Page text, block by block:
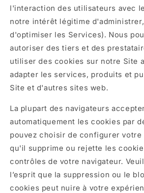
l'interaction des utilisateurs avec
notre intérêt légitime
d'optimiser les Services). Nous
autoriser des tiers et des
utiliser des cookies sur notre Site
adapter les services, produits et
Site et d'autres sites web.
La plupart des navigateurs
automatiquement les cookies par
pouvez choisir de configurer votre
qu'il supprime ou rejette les
contrôles de votre navigateur.
l’esprit que la suppression ou le
cookies peut nuire à votre